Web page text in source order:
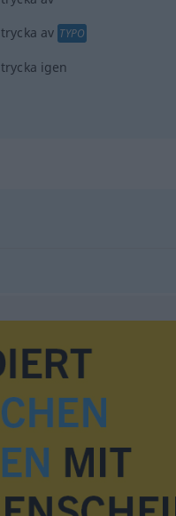
trycka av TYPO
trycka igen